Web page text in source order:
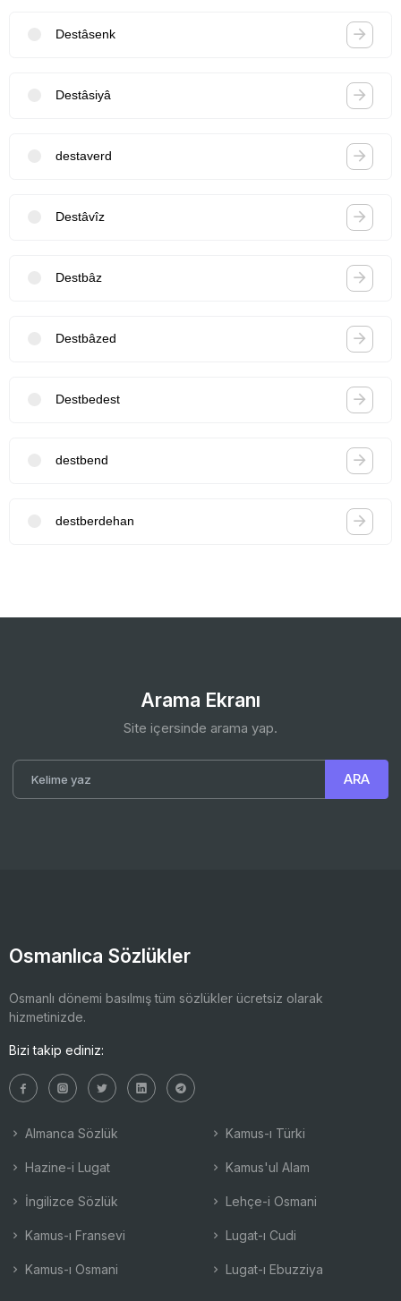
Destâsenk
Destâsiyâ
destaverd
Destâvîz
Destbâz
Destbâzed
Destbedest
destbend
destberdehan
Arama Ekranı
Site içersinde arama yap.
Osmanlıca Sözlükler
Osmanlı dönemi basılmış tüm sözlükler ücretsiz olarak
hizmetinizde.
Bizi takip ediniz:
Almanca Sözlük
Hazine-i Lugat
İngilizce Sözlük
Kamus-ı Fransevi
Kamus-ı Osmani
Kamus-ı Türki
Kamus'ul Alam
Lehçe-i Osmani
Lugat-ı Cudi
Lugat-ı Ebuzziya